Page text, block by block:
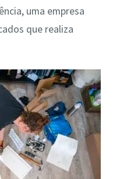
uma empresa
que realiza